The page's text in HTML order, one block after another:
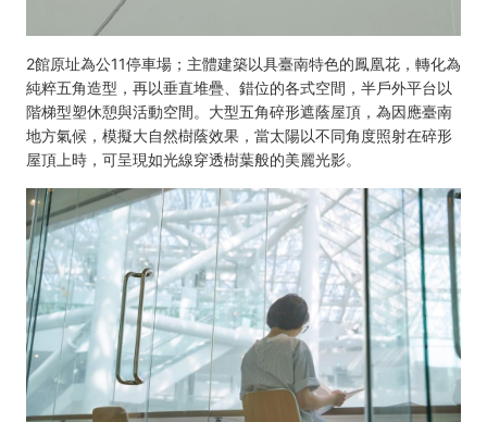
2館原址為公11停車場；主體建築以具臺南特色的鳳凰花，轉化為
純粹五角造型，再以垂直堆疊、錯位的各式空間，半戶外平台以
階梯型塑休憩與活動空間。大型五角碎形遮蔭屋頂，為因應臺南
地方氣候，模擬大自然樹蔭效果，當太陽以不同角度照射在碎形
屋頂上時，可呈現如光線穿透樹葉般的美麗光影。